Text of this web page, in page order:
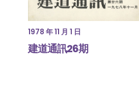
1978 年 11 月 1 日
建道通訊26期